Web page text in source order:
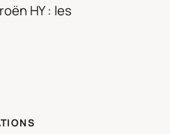
HY : les